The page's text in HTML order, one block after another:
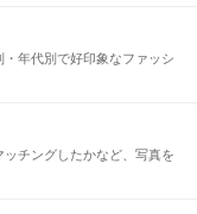
年代別で好印象なファッシ
チングしたかなど、写真を